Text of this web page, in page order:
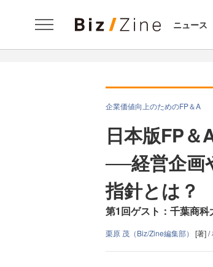
ニュース
企業価値向上のためのFP＆A
日本版FP＆
──経営企画
指針とは？
第1回ゲスト：千葉商科
栗原 茂（Biz/Zine編集部） [著] /